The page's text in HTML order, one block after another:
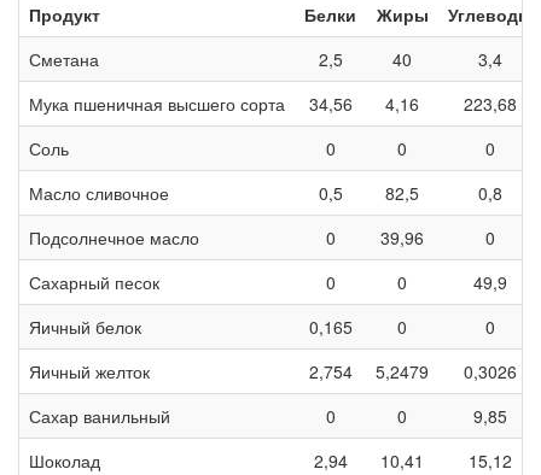
Продукт Белки Жиры
Углеводы
Сметана
2,5 40
3,4
Мука пшеничная высшего сорта
34,56 4,16
223,68
Соль
0 0
0
Масло сливочное
0,5 82,5
0,8
Подсолнечное масло
0 39,96
0
Сахарный песок
0 0
49,9
Яичный белок
0,165 0
0
Яичный желток
2,754 5,2479
0,3026
Сахар ванильный
0 0
9,85
Шоколад
2,94 10,41
15,12